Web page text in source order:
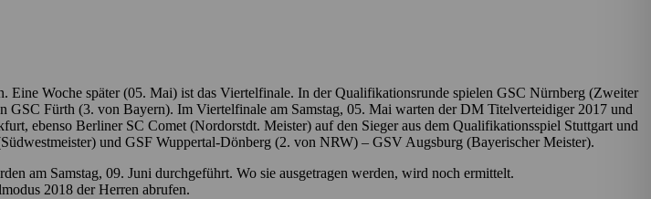
Woche später (05. Mai) ist das Viertelfinale. In der Qualifikationsrunde spielen GSC Nürnberg (Zweiter
Fürth (3. von Bayern). Im Viertelfinale am Samstag, 05. Mai warten der DM Titelverteidiger 2017 und
ebenso Berliner SC Comet (Nordorstdt. Meister) auf den Sieger aus dem Qualifikationsspiel Stuttgart und
und GSF Wuppertal-Dönberg (2. von NRW) – GSV Augsburg (Bayerischer Meister).
am Samstag, 09. Juni durchgeführt. Wo sie ausgetragen werden, wird noch ermittelt.
2018 der Herren abrufen.